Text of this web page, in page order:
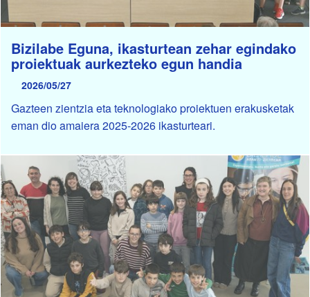
Bizilabe Eguna, ikasturtean zehar egindako
proiektuak aurkezteko egun handia
2026/05/27
Gazteen zientzia eta teknologiako proiektuen erakusketak
eman dio amaiera 2025-2026 ikasturteari.